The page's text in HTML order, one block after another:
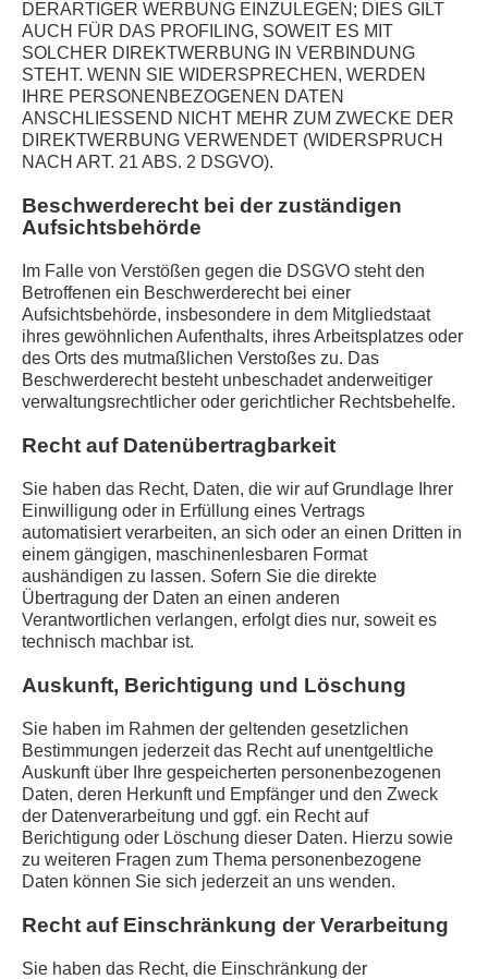
STILLS
INDUSTRY
SELECTION
FILM
DERARTIGER WERBUNG EINZULEGEN; DIES GILT
AUCH FÜR DAS PROFILING, SOWEIT ES MIT
SOLCHER DIREKTWERBUNG IN VERBINDUNG
STEHT. WENN SIE WIDERSPRECHEN, WERDEN
IHRE PERSONENBEZOGENEN DATEN
ANSCHLIESSEND NICHT MEHR ZUM ZWECKE DER
DIREKTWERBUNG VERWENDET (WIDERSPRUCH
NACH ART. 21 ABS. 2 DSGVO).
Beschwerde­recht bei der zuständigen
Aufsichts­behörde
Im Falle von Verstößen gegen die DSGVO steht den
Betroffenen ein Beschwerderecht bei einer
Aufsichtsbehörde, insbesondere in dem Mitgliedstaat
ihres gewöhnlichen Aufenthalts, ihres Arbeitsplatzes oder
des Orts des mutmaßlichen Verstoßes zu. Das
Beschwerderecht besteht unbeschadet anderweitiger
verwaltungsrechtlicher oder gerichtlicher Rechtsbehelfe.
Recht auf Daten­übertrag­barkeit
Sie haben das Recht, Daten, die wir auf Grundlage Ihrer
Einwilligung oder in Erfüllung eines Vertrags
automatisiert verarbeiten, an sich oder an einen Dritten in
einem gängigen, maschinenlesbaren Format
aushändigen zu lassen. Sofern Sie die direkte
Übertragung der Daten an einen anderen
Verantwortlichen verlangen, erfolgt dies nur, soweit es
technisch machbar ist.
Auskunft, Berichtigung und Löschung
Sie haben im Rahmen der geltenden gesetzlichen
Bestimmungen jederzeit das Recht auf unentgeltliche
Auskunft über Ihre gespeicherten personenbezogenen
Daten, deren Herkunft und Empfänger und den Zweck
der Datenverarbeitung und ggf. ein Recht auf
Berichtigung oder Löschung dieser Daten. Hierzu sowie
zu weiteren Fragen zum Thema personenbezogene
Daten können Sie sich jederzeit an uns wenden.
Recht auf Einschränkung der Verarbeitung
Sie haben das Recht, die Einschränkung der